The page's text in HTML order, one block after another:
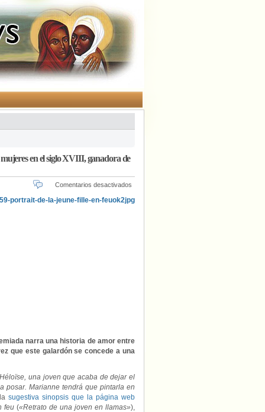
en el siglo XVIII, ganadora de
Comentarios desactivados
narra una historia de amor entre
que este galardón se concede a una
una joven que acaba de dejar el
posar. Marianne tendrá que pintarla en
sugestiva sinopsis que la página web
feu («Retrato de una joven en llamas»),